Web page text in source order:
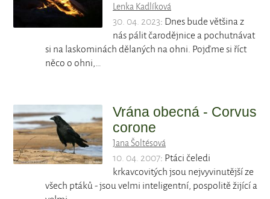
Lenka Kadlíková
30. 04. 2023: Dnes bude většina z
nás pálit čarodějnice a pochutnávat
si na laskominách dělaných na ohni. Pojďme si říct
něco o ohni,…
Vrána obecná - Corvus
corone
Jana Šoltésová
10. 04. 2007: Ptáci čeledi
krkavcovitých jsou nejvyvinutější ze
všech ptáků - jsou velmi inteligentní, pospolitě žijící a